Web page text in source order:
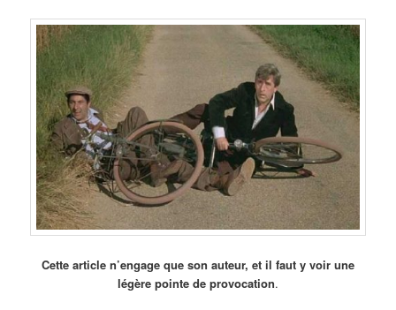
Cette article n’engage que son auteur, et il faut y voir une
légère pointe de provocation.